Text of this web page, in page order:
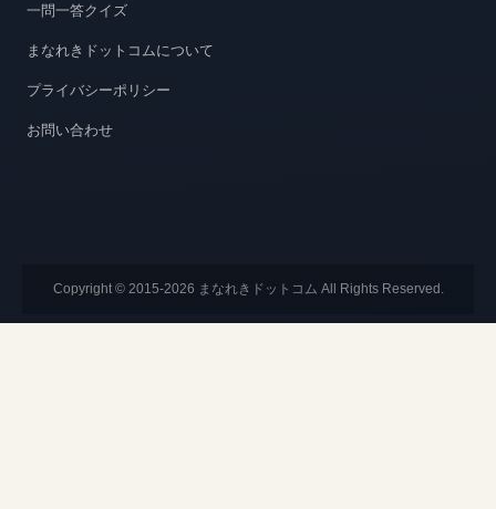
一問一答クイズ
まなれきドットコムについて
プライバシーポリシー
お問い合わせ
Copyright © 2015-2026 まなれきドットコム All Rights Reserved.